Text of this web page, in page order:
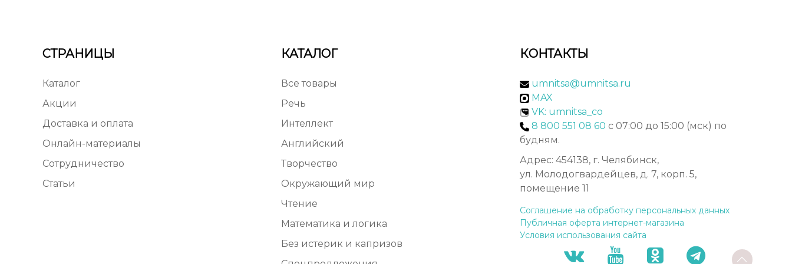
СТРАНИЦЫ
Каталог
Акции
Доставка и оплата
Онлайн-материалы
Сотрудничество
Статьи
КАТАЛОГ
Все товары
Речь
Интеллект
Английский
Творчество
Окружающий мир
Чтение
Математика и логика
Без истерик и капризов
КОНТАКТЫ
umnitsa@umnitsa.ru
MAX
VK: umnitsa_co
8 800 551 08 60 с 07:00 до 15:00 (мск) по
будням.
Адрес: 454138, г. Челябинск,
ул. Молодогвардейцев, д. 7, корп. 5,
помещение 11
Соглашение на обработку персональных данных
Публичная оферта интернет-магазина
Условия использования сайта